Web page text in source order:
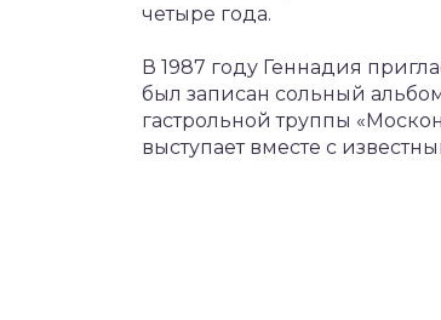
четыре года.
В 1987 году Геннадия
был записан сольный
гастрольной труппы
выступает вместе с